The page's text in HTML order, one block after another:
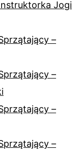
Jogi
–
–
–
–